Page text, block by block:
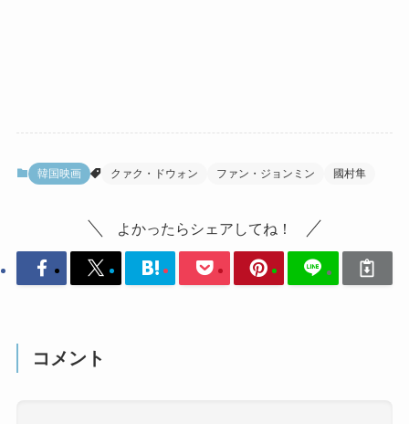
韓国映画 クァク・ドウォン ファン・ジョンミン 國村隼
よかったらシェアしてね！
コメント